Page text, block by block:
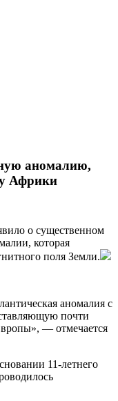
Литвы и мира на
аномалию,
Африки
о существенном
которая
поля Земли.
аномалия с
почти
— отмечается
11-летнего